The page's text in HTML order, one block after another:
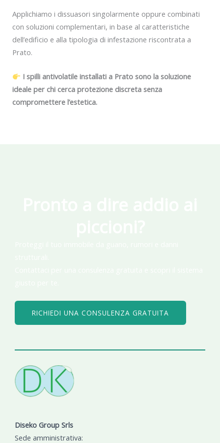
Applichiamo i dissuasori singolarmente oppure combinati
con soluzioni complementari, in base al caratteristiche
dell’edificio e alla tipologia di infestazione riscontrata a
Prato.
I spilli antivolatile installati a Prato sono la soluzione
ideale per chi cerca protezione discreta senza
compromettere l’estetica.
RICHIEDI UNA CONSULENZA GRATUITA
Diseko Group Srls
Sede amministrativa: